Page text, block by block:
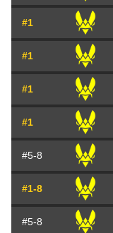
#1
#1
#1
#1
#5-8
#1-8
#5-8